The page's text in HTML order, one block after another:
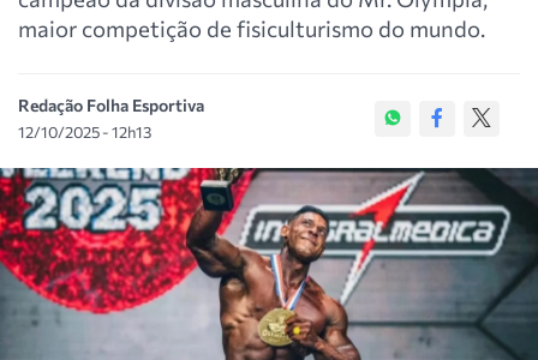
maior competição de fisiculturismo do mundo.
Redação Folha Esportiva
12/10/2025 - 12h13